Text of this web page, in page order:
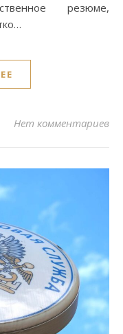
резюме,
Нет комментариев